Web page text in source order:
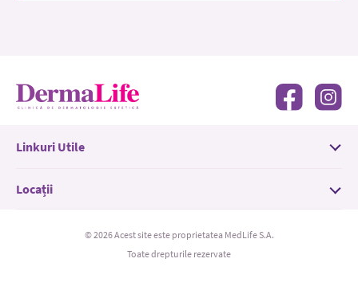
Linkuri Utile
Locații
© 2026 Acest site este proprietatea MedLife S.A.
Toate drepturile rezervate